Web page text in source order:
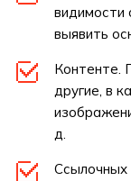
видимости
выявить
Контенте.
другие, в
д.
Ссылочных